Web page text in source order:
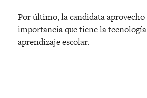
Por último, la candidata aprovecho
importancia que tiene la
aprendizaje escolar.